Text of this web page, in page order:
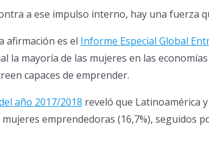
a ese impulso interno, hay una fuerza
afirmación es el Informe Especial Global
la mayoría de las mujeres en las
capaces de emprender.
año 2017/2018 reveló que Latinoamérica
emprendedoras (16,7%), seguidos